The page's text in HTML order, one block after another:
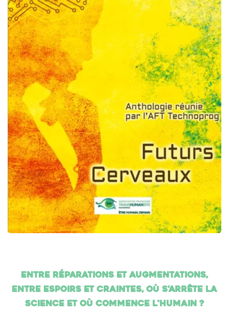
Entre réparations et augmentations,
entre espoirs et craintes, où s'arrête la
science et où commence l'humain ?